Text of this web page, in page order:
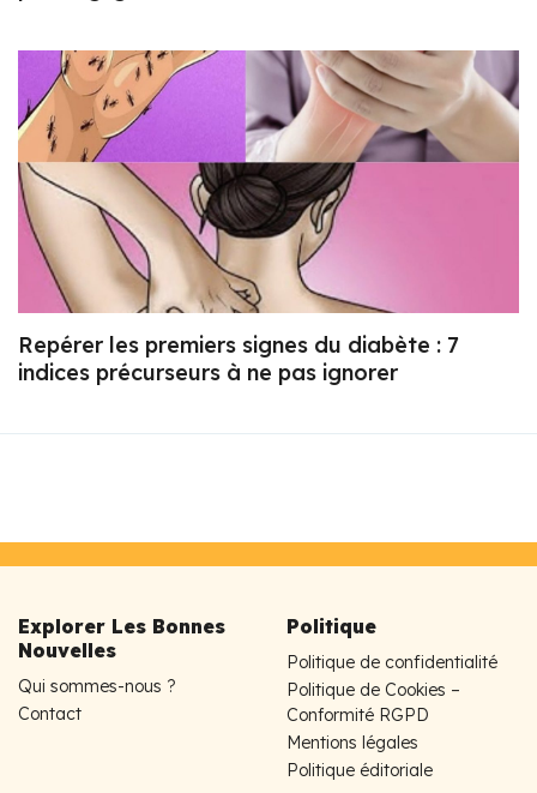
Repérer les premiers signes du diabète : 7
indices précurseurs à ne pas ignorer
Explorer Les Bonnes
Nouvelles
Qui sommes-nous ?
Contact
Politique
Politique de confidentialité
Politique de Cookies –
Conformité RGPD
Mentions légales
Politique éditoriale